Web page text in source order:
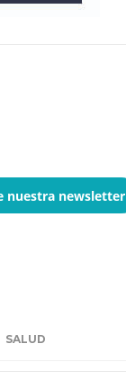
nuestra newsletter
SALUD